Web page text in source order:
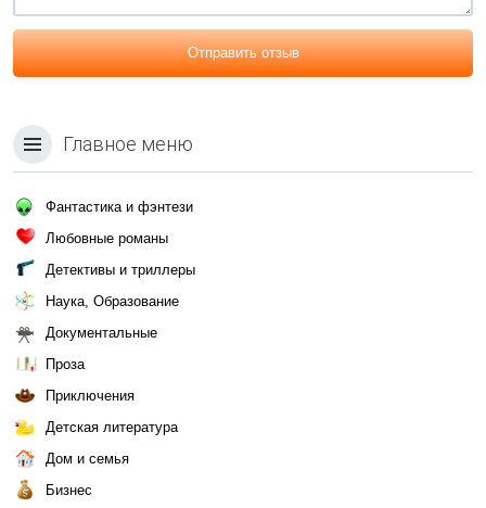
Отправить отзыв
Главное меню
Фантастика и фэнтези
Любовные романы
Детективы и триллеры
Наука, Образование
Документальные
Проза
Приключения
Детская литература
Дом и семья
Бизнес